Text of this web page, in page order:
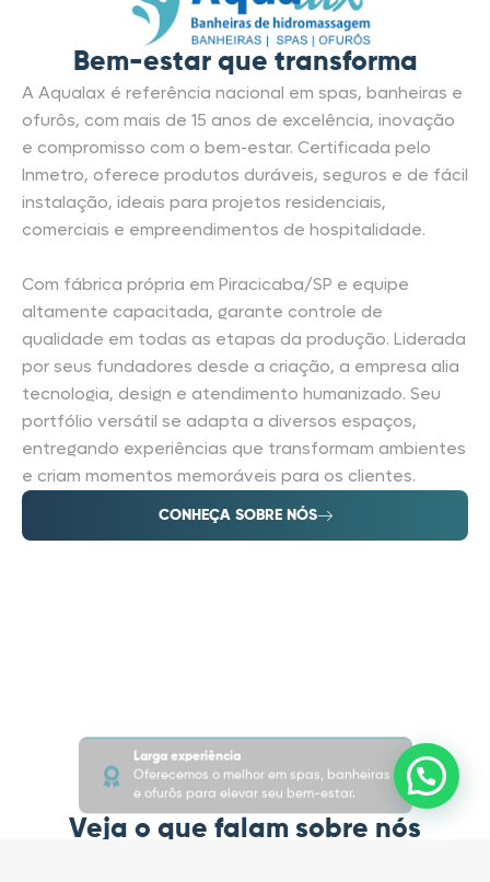
Bem-estar que transforma
A Aqualax é referência nacional em spas, banheiras e
ofurôs, com mais de 15 anos de excelência, inovação
e compromisso com o bem-estar. Certificada pelo
Inmetro, oferece produtos duráveis, seguros e de fácil
instalação, ideais para projetos residenciais,
comerciais e empreendimentos de hospitalidade.
Com fábrica própria em Piracicaba/SP e equipe
altamente capacitada, garante controle de
qualidade em todas as etapas da produção. Liderada
por seus fundadores desde a criação, a empresa alia
tecnologia, design e atendimento humanizado. Seu
portfólio versátil se adapta a diversos espaços,
entregando experiências que transformam ambientes
e criam momentos memoráveis para os clientes.
CONHEÇA SOBRE NÓS
Larga experiência
Oferecemos o melhor em spas, banheiras
e ofurôs para elevar seu bem-estar.
Veja o que falam sobre nós